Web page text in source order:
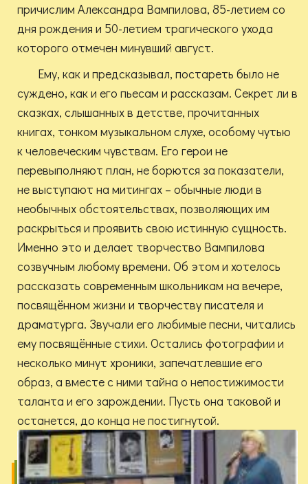
причислим Александра Вампилова, 85-летием со
дня рождения и 50-летием трагического ухода
которого отмечен минувший август.
Ему, как и предсказывал, постареть было не
суждено, как и его пьесам и рассказам. Секрет ли в
сказках, слышанных в детстве, прочитанных
книгах, тонком музыкальном слухе, особому чутью
к человеческим чувствам. Его герои не
перевыполняют план, не борются за показатели,
не выступают на митингах – обычные люди в
необычных обстоятельствах, позволяющих им
раскрыться и проявить свою истинную сущность.
Именно это и делает творчество Вампилова
созвучным любому времени. Об этом и хотелось
рассказать современным школьникам на вечере,
посвящённом жизни и творчеству писателя и
драматурга. Звучали его любимые песни, читались
ему посвящённые стихи. Остались фотографии и
несколько минут хроники, запечатлевшие его
образ, а вместе с ними тайна о непостижимости
таланта и его зарождении. Пусть она таковой и
останется, до конца не постигнутой.